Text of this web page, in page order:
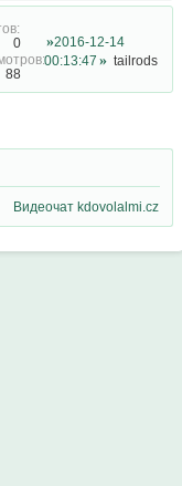
0
88
2016-12-14
00:13:47
tailrods
Видеочат kdovolalmi.cz